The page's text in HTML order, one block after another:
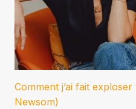
Comment j’ai fait
Newsom)